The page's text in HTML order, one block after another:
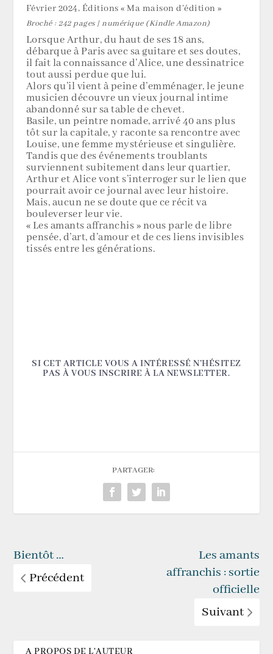
Février 2024, Éditions « Ma maison d’édition »
Broché : 242 pages | numérique (Kindle Amazon)
Lorsque Arthur, du haut de ses 18 ans,
débarque à Paris avec sa guitare et ses doutes,
il fait la connaissance d’Alice, une dessinatrice
tout aussi perdue que lui.
Alors qu’il vient à peine d’emménager, le jeune
musicien découvre un vieux journal intime
abandonné sur sa table de chevet.
Basile, un peintre nomade, arrivé 40 ans plus
tôt sur la capitale, y raconte sa rencontre avec
Louise, une femme mystérieuse et singulière.
Tandis que des événements troublants
surviennent subitement dans leur quartier,
Arthur et Alice vont s’interroger sur le lien que
pourrait avoir ce journal avec leur histoire.
Mais, aucun ne se doute que ce récit va
bouleverser leur vie.
« Les amants affranchis » nous parle de libre
pensée, d’art, d’amour et de ces liens invisibles
tissés entre les générations.
SI CET ARTICLE VOUS A INTÉRESSÉ N’HÉSITEZ
PAS À VOUS INSCRIRE À LA NEWSLETTER.
PARTAGER:
Bientôt …
Précédent
Les amants
affranchis : sortie
officielle
Suivant
A PROPOS DE L'AUTEUR